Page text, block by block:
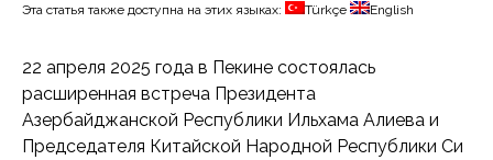
Эта статья также доступна на этих языках: Türkçe English
22 апреля 2025 года в Пекине состоялась
расширенная встреча Президента
Азербайджанской Республики Ильхама Алиева и
Председателя Китайской Народной Республики Си